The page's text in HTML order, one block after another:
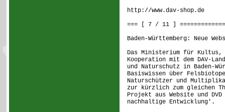
http://www.dav-shop.de
=== [ 7 / 11 ]
Baden-Württemberg: Neue
Das Ministerium für Kultus,
Kooperation mit dem DAV-
und Naturschutz in Baden-
Basiswissen über
Naturschützer und
zur kürzlich zum gleichen
Projekt aus Website und
nachhaltige Entwicklung'.